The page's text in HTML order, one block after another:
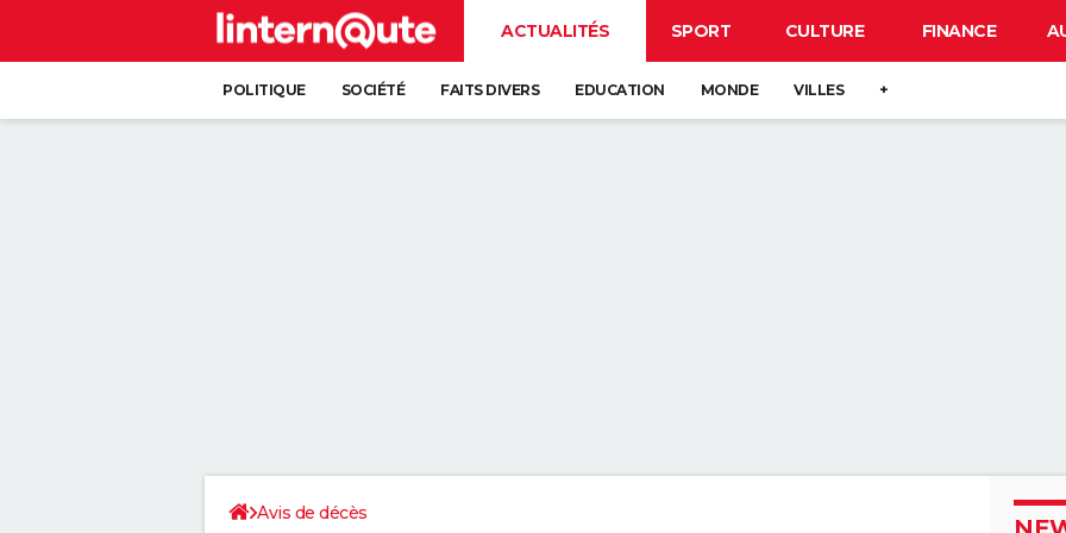
ACTUALITÉS SPORT CULTURE FINANCE
POLITIQUE SOCIÉTÉ FAITS DIVERS EDUCATION MONDE VILLES +
Avis de décès